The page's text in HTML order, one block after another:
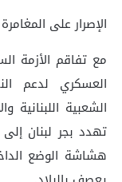
الإصرار على
مع تفاقم الأزمة
العسكري لدعم
الشعبية اللبنانية
تهدد بجر لبنان
هشاشة الوضع